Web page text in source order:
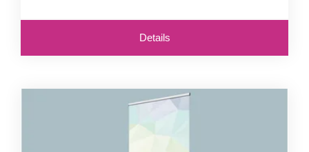
Details